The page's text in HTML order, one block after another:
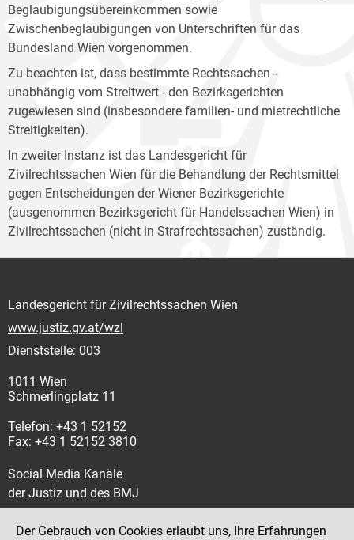
Beglaubigungsübereinkommen sowie
Zwischenbeglaubigungen von Unterschriften für das
Bundesland Wien vorgenommen.
Zu beachten ist, dass bestimmte Rechtssachen -
unabhängig vom Streitwert - den Bezirksgerichten
zugewiesen sind (insbesondere familien- und mietrechtliche
Streitigkeiten).
In zweiter Instanz ist das Landesgericht für
Zivilrechtssachen Wien für die Behandlung der Rechtsmittel
gegen Entscheidungen der Wiener Bezirksgerichte
(ausgenommen Bezirksgericht für Handelssachen Wien) in
Zivilrechtssachen (nicht in Strafrechtssachen) zuständig.
Landesgericht für Zivilrechtssachen Wien
www.justiz.gv.at/wzl
Dienststelle: 003
1011 Wien
Schmerlingplatz 11
Telefon: +43 1 52152
Fax: +43 1 52152 3810
Social Media Kanäle
der Justiz und des BMJ
Der Gebrauch von Cookies erlaubt uns, Ihre Erfahrungen